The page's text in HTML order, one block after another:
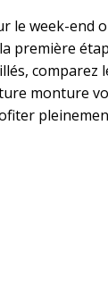
le week-end
première
comparez
monture